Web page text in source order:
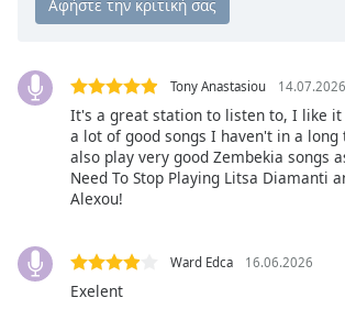
Text
Background
Caption
Tony Anastasiou 14.07.2026
It's a great station to listen to, I like
a lot of good songs I haven't in a
also play very good Zembekia songs
Need To Stop Playing Litsa Diamanti
Alexou!
Ward Edca 16.06.2026
Exelent